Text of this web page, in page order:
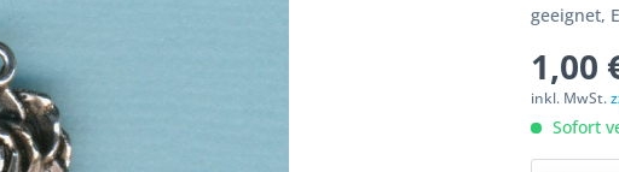
geeignet,
1,00
inkl. MwSt.
Sofort